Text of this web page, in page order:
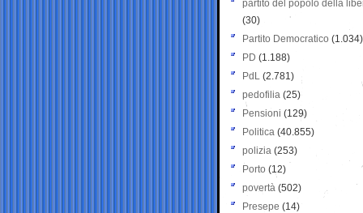
partito del popolo della
(30)
Partito Democratico (1.034)
PD (1.188)
PdL (2.781)
pedofilia (25)
Pensioni (129)
Politica (40.855)
polizia (253)
Porto (12)
povertà (502)
Presepe (14)